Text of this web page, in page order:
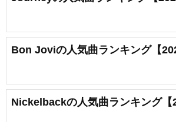
Bon Joviの人気曲ランキング【
Nickelbackの人気曲ランキング【